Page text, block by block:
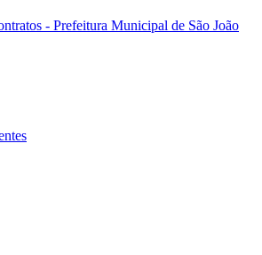
- Prefeitura Municipal de São João